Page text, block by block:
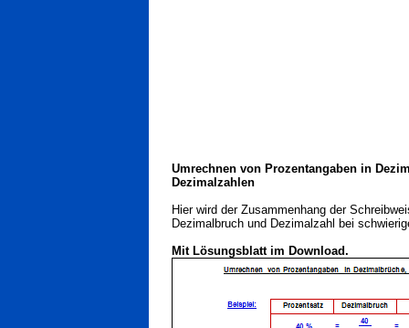
Umrechnen von Prozentangaben in
Dezimalzahlen
Hier wird der Zusammenhang der
Dezimalbruch und Dezimalzahl bei
Mit Lösungsblatt im Download.